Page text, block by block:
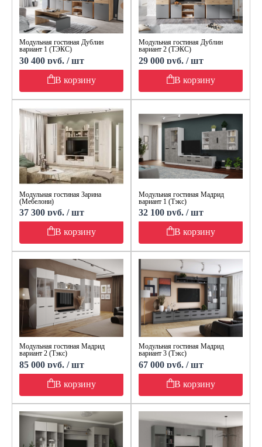
Модульная гостиная Дублин
вариант 1 (ТЭКС)
30 400 руб. / шт
В корзину
Модульная гостиная Дублин
вариант 2 (ТЭКС)
29 000 руб. / шт
В корзину
Модульная гостиная Зарина
(Мебелони)
37 300 руб. / шт
В корзину
Модульная гостиная Мадрид
вариант 1 (Тэкс)
32 100 руб. / шт
В корзину
Модульная гостиная Мадрид
вариант 2 (Тэкс)
85 000 руб. / шт
В корзину
Модульная гостиная Мадрид
вариант 3 (Тэкс)
67 000 руб. / шт
В корзину